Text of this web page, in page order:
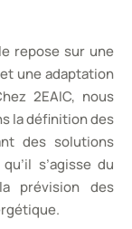
repose sur une
une adaptation
2EAIC, nous
la définition des
des solutions
s’agisse du
prévision des